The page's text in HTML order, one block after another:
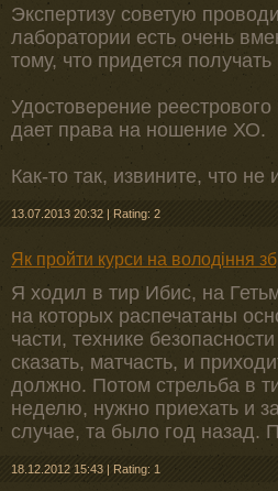
Экспертизу советую
лаборатории есть очень
тому, что придется
Удостоверение
дает права на ношение ХО.
Как-то так, извините, что
13.07.2013 20:32 | Rating: 2
Як пройти курси на володіння
Я ходил в тир Ибис, на
на которых распечатаны
части, технике
сказать, матчасть, и
должно. Потом стрельба в
неделю, нужно приехать и
случае, та было год назад.
18.12.2012 15:43 | Rating: 1